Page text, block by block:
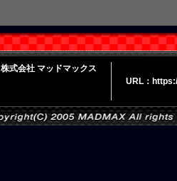
株式会社 マッドマックス
URL：